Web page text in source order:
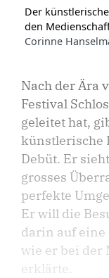
Der
den
Corinne
Nach der Ära
Festival
geleitet hat,
künstlerische
Debüt. Er
grosses
perfekte
Er will die
darin auf
wie er bei der
erklärte.